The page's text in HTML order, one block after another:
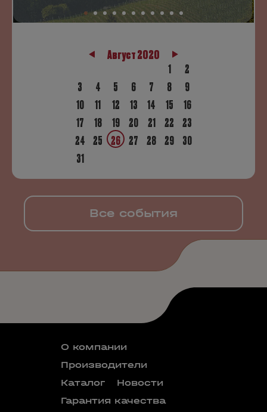
Август 2020
1
2
3
4 5 6 7 8
9
10
11 12 13 14 15
16
17
18 19 20 21 22 23
24 25 26 27 28 29 30
31
Все события
О компании
Производители
Каталог
Новости
Гарантия качества